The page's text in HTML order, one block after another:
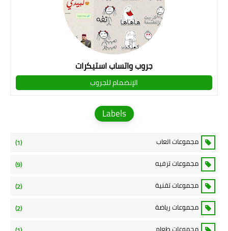
جروب واتساب استيكرات
الإنضمام للجروب
Labels
مجموعات العاب (1)
مجموعات ترفيه (9)
مجموعات تقنية (2)
مجموعات رياضة (2)